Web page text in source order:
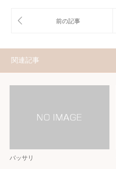
関連記事
バッサリ